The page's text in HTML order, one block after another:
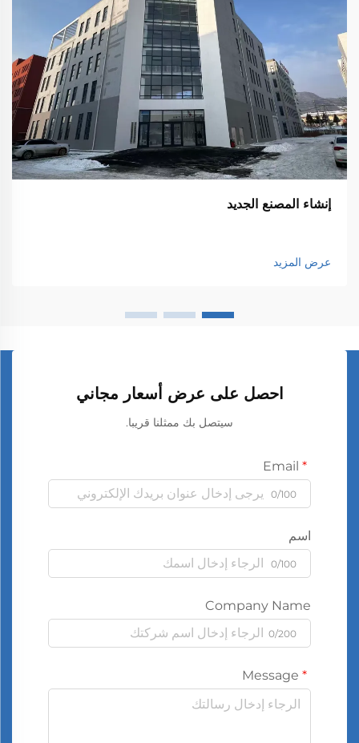
إنشاء المصنع الجديد
عرض المزيد
احصل على عرض أسعار مجاني
سيتصل بك ممثلنا قريبا.
0/100
اسم
0/100
Company Name
0/200